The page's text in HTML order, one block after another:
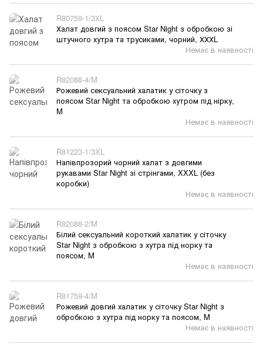
R80759-1/3ХL
Халат довгий з поясом Star Night з обробкою зі
штучного хутра та трусиками, чорний, ХХХL
Немає в наявності
R82088-4/M
Рожевий сексуальний халатик у сіточку з
поясом Star Night та обробкою хутром під нірку,
M
Немає в наявності
R81223-1/3XL
Напівпрозорий чорний халат з довгими
рукавами Star Night зі стрінгами, XXXL (без
коробки)
Немає в наявності
R82088-2/M
Білий сексуальний короткий халатик у сіточку
Star Night з обробкою з хутра під норку та
поясом, M
Немає в наявності
R81759-4/M
Рожевий довгий халатик у сіточку Star Night з
обробкою з хутра під норку та поясом, M
Немає в наявності